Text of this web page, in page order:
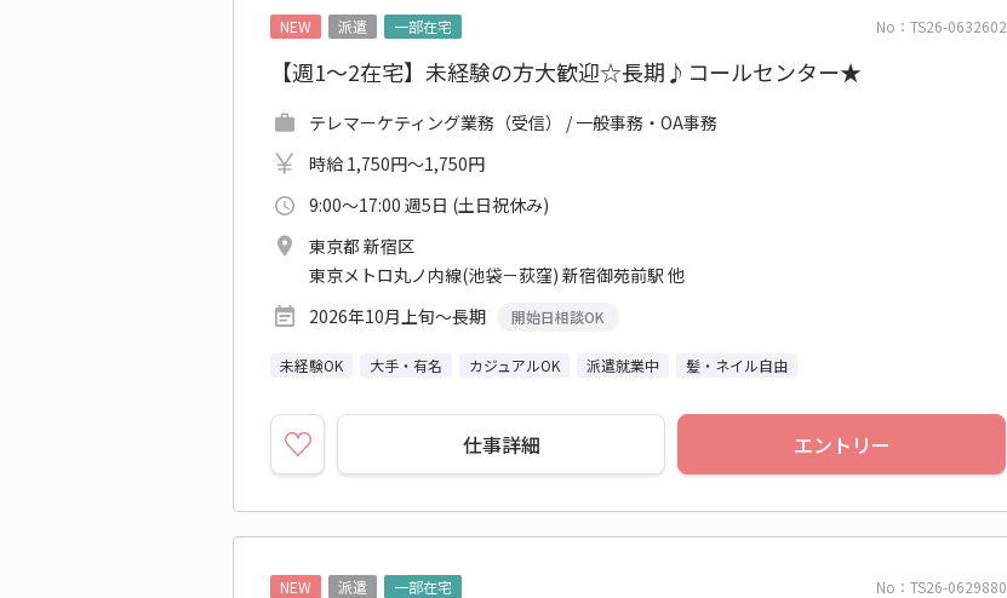
No：TS26-0632602
NEW 派遣 一部在宅
【週1～2在宅】未経験の方大歓迎☆長期♪コールセンター★
テレマーケティング業務（受信） / 一般事務・OA事務
時給 1,750円～1,750円
9:00～17:00 週5日 (土日祝休み)
東京都 新宿区
東京メトロ丸ノ内線(池袋－荻窪) 新宿御苑前駅 他
2026年10月上旬～長期
開始日相談OK
未経験OK 大手・有名 カジュアルOK 派遣就業中 髪・ネイル自由
仕事詳細 エントリー
No：TS26-0629880
NEW 派遣 一部在宅